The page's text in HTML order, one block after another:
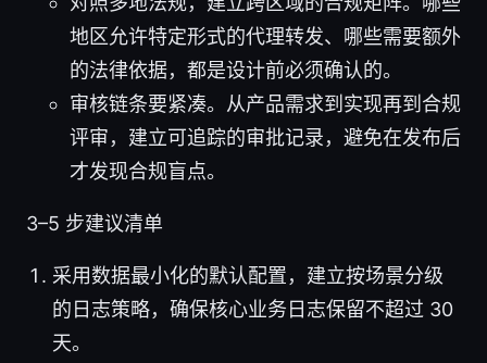
地区允许特定形式的代理转发、哪些需要额外
的法律依据，都是设计前必须确认的。
审核链条要紧凑。从产品需求到实现再到合规
评审，建立可追踪的审批记录，避免在发布后
才发现合规盲点。
3–5 步建议清单
采用数据最小化的默认配置，建立按场景分级
的日志策略，确保核心业务日志保留不超过 30
天。